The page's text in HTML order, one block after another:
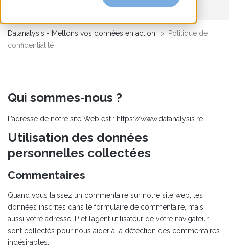
Datanalysis - Mettons vos données en action >
Politique de
confidentialité
Qui sommes-nous ?
L’adresse de notre site Web est : https://www.datanalysis.re.
Utilisation des données
personnelles collectées
Commentaires
Quand vous laissez un commentaire sur notre site web, les
données inscrites dans le formulaire de commentaire, mais
aussi votre adresse IP et l’agent utilisateur de votre navigateur
sont collectés pour nous aider à la détection des commentaires
indésirables.